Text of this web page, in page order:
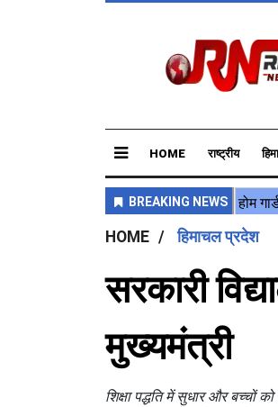
HOME राष्ट्रीय
HOME हिमाचल प्रदेश
सरकारी
मुख्यमंत्री
शिक्षा पद्धति में सुधार और बच्चों